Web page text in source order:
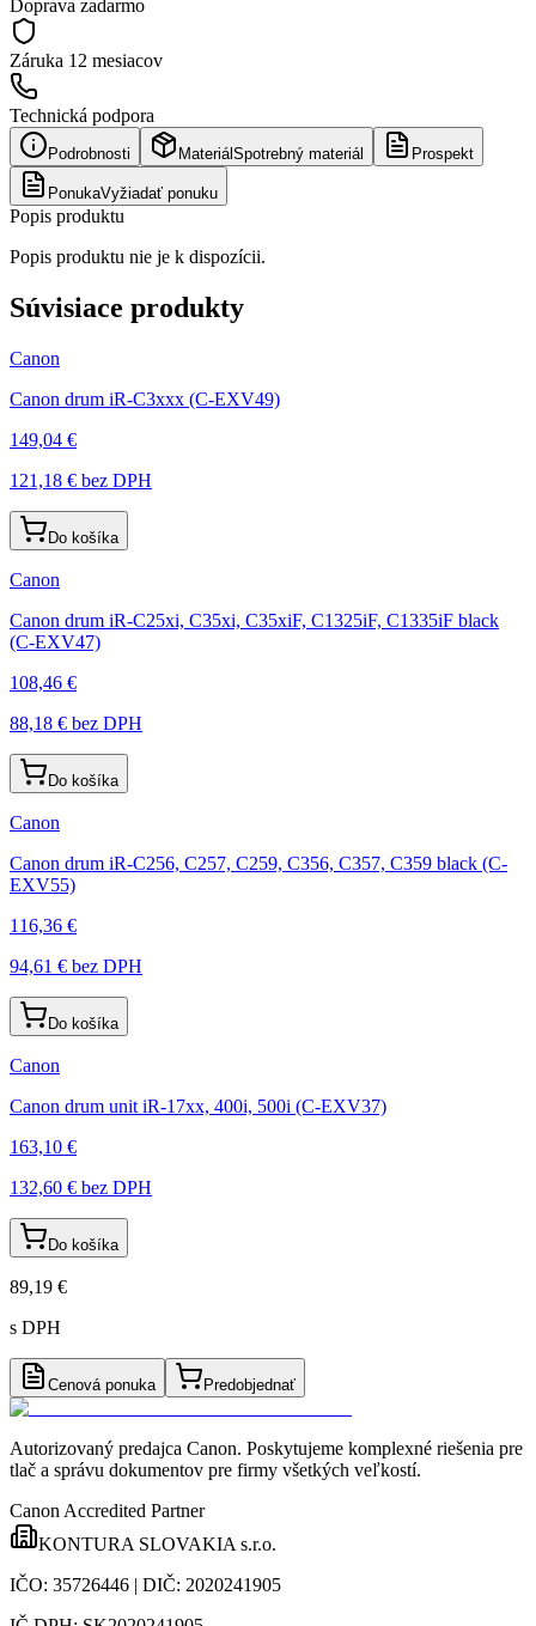
Doprava zadarmo
Záruka 12 mesiacov
Technická podpora
Podrobnosti Materiál Spotrebný materiál Prospekt
PonukaVyžiadať ponuku
Popis produktu
Popis produktu nie je k dispozícii.
Súvisiace produkty
Canon
Canon drum iR-C3xxx (C-EXV49)
149,04 €
121,18 € bez DPH
Do košíka
Canon
Canon drum iR-C25xi, C35xi, C35xiF, C1325iF, C1335iF black
(C-EXV47)
108,46 €
88,18 € bez DPH
Do košíka
Canon
Canon drum iR-C256, C257, C259, C356, C357, C359 black (C-
EXV55)
116,36 €
94,61 € bez DPH
Do košíka
Canon
Canon drum unit iR-17xx, 400i, 500i (C-EXV37)
163,10 €
132,60 € bez DPH
Do košíka
89,19 €
s DPH
Cenová ponuka Predobjednať
Autorizovaný predajca Canon. Poskytujeme komplexné riešenia pre
tlač a správu dokumentov pre firmy všetkých veľkostí.
Canon Accredited Partner
KONTURA SLOVAKIA s.r.o.
IČO: 35726446 | DIČ: 2020241905